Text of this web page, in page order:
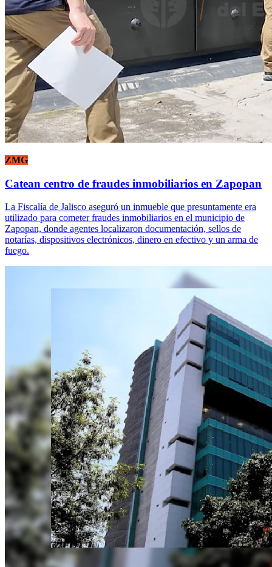
ZMG
Catean centro de fraudes inmobiliarios en Zapopan
La Fiscalía de Jalisco aseguró un inmueble que presuntamente era
utilizado para cometer fraudes inmobiliarios en el municipio de
Zapopan, donde agentes localizaron documentación, sellos de
notarías, dispositivos electrónicos, dinero en efectivo y un arma de
fuego.